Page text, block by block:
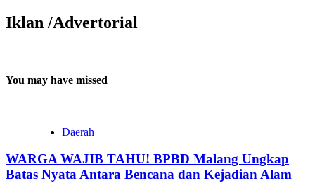
Iklan /Advertorial
You may have missed
Daerah
WARGA WAJIB TAHU! BPBD Malang Ungkap
Batas Nyata Antara Bencana dan Kejadian Alam